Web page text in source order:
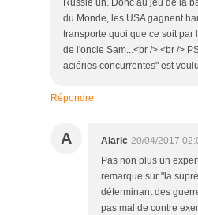
Russie un. Donc au jeu de la
du Monde, les USA gagnent
transporte quoi que ce soit par
de l'oncle Sam...<br /> <br />
aciéries concurrentes" est
Répondre
A Alaric 20/04/2017
Pas non plus un
remarque sur "la
déterminant des
pas mal de contre